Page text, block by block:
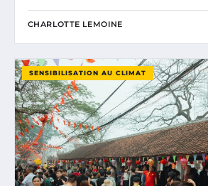
CHARLOTTE LEMOINE
SENSIBILISATION AU CLIMAT